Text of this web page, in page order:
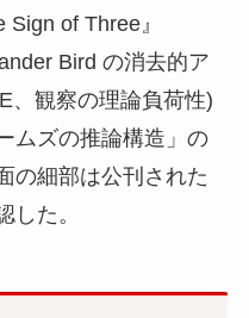
of Three』
Bird の消去的ア
、観察の理論負荷性)
ムズの推論構造」の
の細部は公刊された
した。